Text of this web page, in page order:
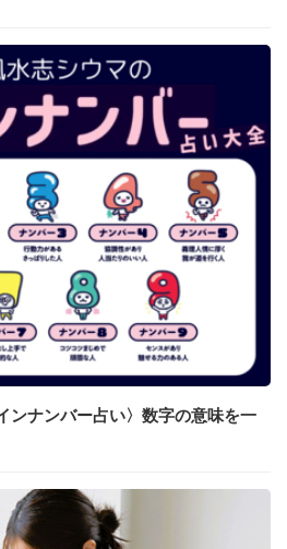
ンナンバー占い〉数字の意味を一